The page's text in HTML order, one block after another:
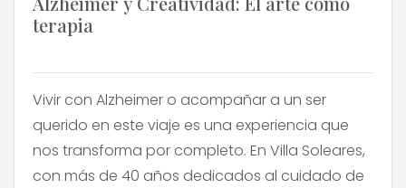
terapia
Vivir con Alzheimer o acompañar a un ser
querido en este viaje es una experiencia que
nos transforma por completo. En Villa Soleares,
con más de 40 años dedicados al cuidado de